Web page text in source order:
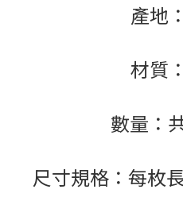
產地
材質
數量：
尺寸規格：每枚